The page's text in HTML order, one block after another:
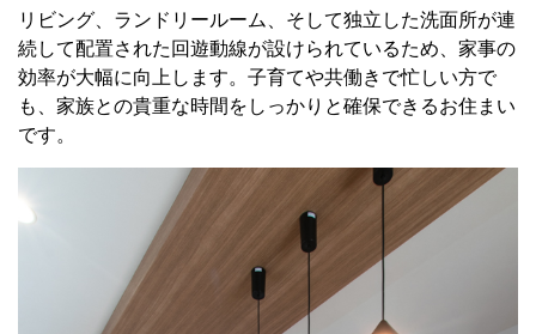
リビング、ランドリールーム、そして独立した洗面所が連
続して配置された回遊動線が設けられているため、家事の
効率が大幅に向上します。子育てや共働きで忙しい方で
も、家族との貴重な時間をしっかりと確保できるお住まい
です。